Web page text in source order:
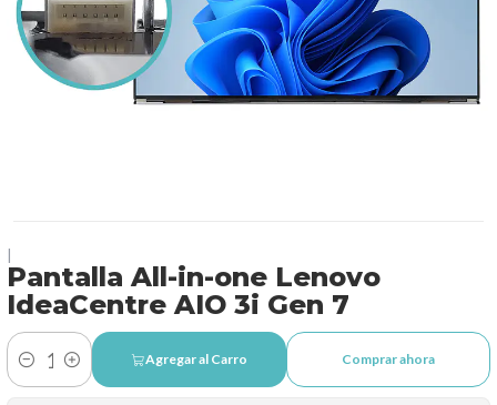
Pantalla All-in-one Lenovo
IdeaCentre AIO 3i Gen 7
Cantidad
Agregar al Carro Comprar ahora